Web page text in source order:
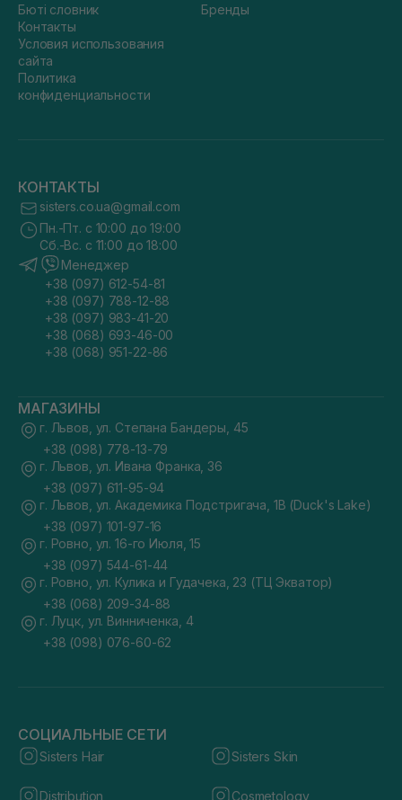
Бюті словник
Контакты
Условия использования
сайта
Политика
конфиденциальности
Бренды
КОНТАКТЫ
sisters.co.ua@gmail.com
Пн.-Пт. с 10:00 до 19:00
Сб.-Вс. с 11:00 до 18:00
Менеджер
+38 (097) 612-54-81
+38 (097) 788-12-88
+38 (097) 983-41-20
+38 (068) 693-46-00
+38 (068) 951-22-86
МАГАЗИНЫ
г. Львов, ул. Степана Бандеры, 45
+38 (098) 778-13-79
г. Львов, ул. Ивана Франка, 36
+38 (097) 611-95-94
г. Львов, ул. Академика Подстригача, 1В (Duck's Lake)
+38 (097) 101-97-16
г. Ровно, ул. 16-го Июля, 15
+38 (097) 544-61-44
г. Ровно, ул. Кулика и Гудачека, 23 (ТЦ Экватор)
+38 (068) 209-34-88
г. Луцк, ул. Винниченка, 4
+38 (098) 076-60-62
СОЦИАЛЬНЫЕ СЕТИ
Sisters Hair Sisters Skin
Distribution Cosmetology